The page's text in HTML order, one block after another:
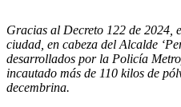
Gracias al Decreto 122 de 2024,
ciudad, en cabeza del Alcalde
desarrollados por la Policía
incautado más de 110 kilos de
decembrina.